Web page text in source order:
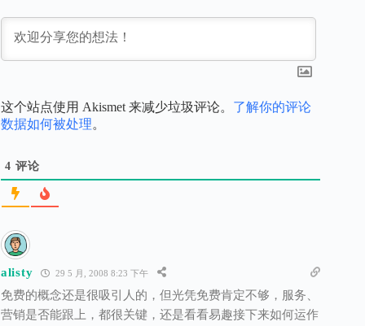
这个站点使用 Akismet 来减少垃圾评论。 了解你的评论
数据如何被处理。
4 评论
alisty 29 5 月, 2008 8:23 下午
免费的概念还是很吸引人的，但光凭免费肯定不够，服务、
营销是否能跟上，都很关键，还是看看易趣接下来如何运作